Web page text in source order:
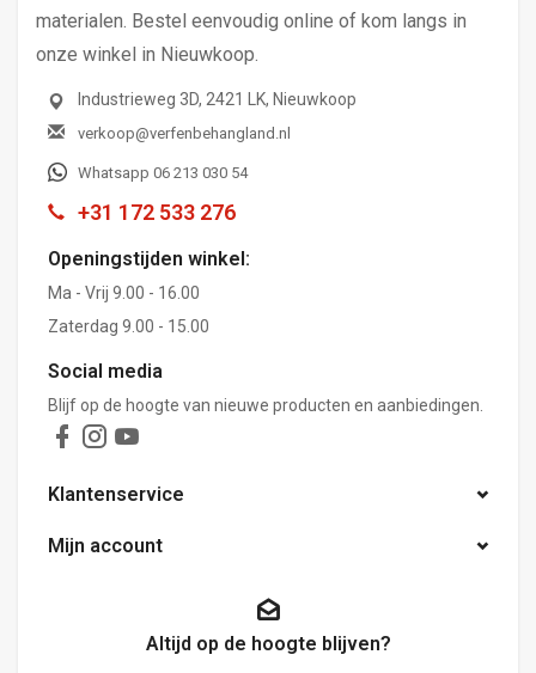
materialen. Bestel eenvoudig online of kom langs in
onze winkel in Nieuwkoop.
Industrieweg 3D, 2421 LK, Nieuwkoop
verkoop@verfenbehangland.nl
Whatsapp 06 213 030 54
+31 172 533 276
Openingstijden winkel:
Ma - Vrij 9.00 - 16.00
Zaterdag 9.00 - 15.00
Social media
Blijf op de hoogte van nieuwe producten en aanbiedingen.
Klantenservice
Mijn account
Altijd op de hoogte blijven?